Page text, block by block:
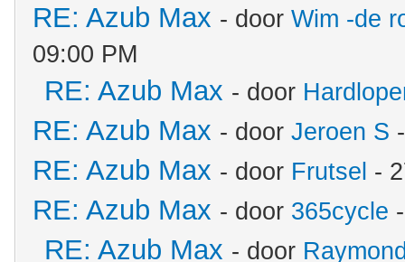
RE: Azub Max - door Wim -de
09:00 PM
RE: Azub Max - door
RE: Azub Max - door Jeroen S
RE: Azub Max - door Frutsel -
RE: Azub Max - door 365cycle
RE: Azub Max - door